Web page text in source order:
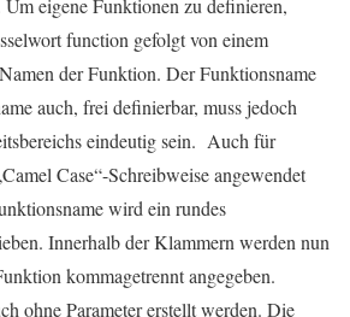
eigene Funktionen zu definieren,
function gefolgt von einem
der Funktion. Der Funktionsname
auch, frei definierbar, muss jedoch
eindeutig sein. Auch für
Case“-Schreibweise angewendet
wird ein rundes
Innerhalb der Klammern werden nun
kommagetrennt angegeben.
ohne Parameter erstellt werden. Die